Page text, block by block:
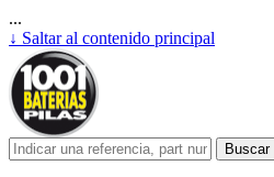
...
↓ Saltar al contenido principal